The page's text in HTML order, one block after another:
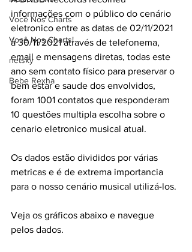
Você Nos Charts
Você Nos Charts!
netsky
Bebe Rexha
informações com o público do cenário
eletronico entre as datas de 02/11/2021
à 30/11/2021 através de telefonema,
email e mensagens diretas, todas este
ano sem contato físico para preservar o
bem estar e saude dos envolvidos,
foram 1001 contatos que responderam
10 questões multipla escolha sobre o
cenario eletronico musical atual.
Os dados estão divididos por várias
metricas e é de extrema importancia
para o nosso cenário musical utilizá-los.
Veja os gráficos abaixo e navegue
pelos dados.